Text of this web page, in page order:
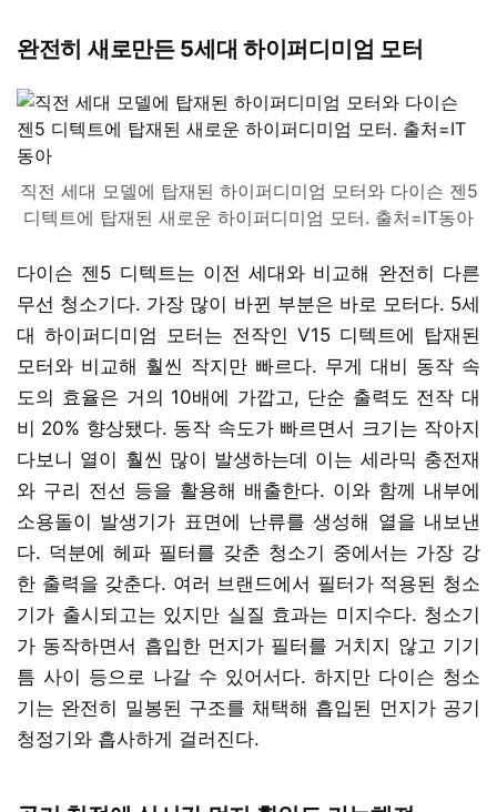
완전히 새로만든 5세대 하이퍼디미엄 모터
직전 세대 모델에 탑재된 하이퍼디미엄 모터와 다이슨 젠5
디텍트에 탑재된 새로운 하이퍼디미엄 모터. 출처=IT동아
다이슨 젠5 디텍트는 이전 세대와 비교해 완전히 다른
무선 청소기다. 가장 많이 바뀐 부분은 바로 모터다. 5세
대 하이퍼디미엄 모터는 전작인 V15 디텍트에 탑재된
모터와 비교해 훨씬 작지만 빠르다. 무게 대비 동작 속
도의 효율은 거의 10배에 가깝고, 단순 출력도 전작 대
비 20% 향상됐다. 동작 속도가 빠르면서 크기는 작아지
다보니 열이 훨씬 많이 발생하는데 이는 세라믹 충전재
와 구리 전선 등을 활용해 배출한다. 이와 함께 내부에
소용돌이 발생기가 표면에 난류를 생성해 열을 내보낸
다. 덕분에 헤파 필터를 갖춘 청소기 중에서는 가장 강
한 출력을 갖춘다. 여러 브랜드에서 필터가 적용된 청소
기가 출시되고는 있지만 실질 효과는 미지수다. 청소기
가 동작하면서 흡입한 먼지가 필터를 거치지 않고 기기
틈 사이 등으로 나갈 수 있어서다. 하지만 다이슨 청소
기는 완전히 밀봉된 구조를 채택해 흡입된 먼지가 공기
청정기와 흡사하게 걸러진다.